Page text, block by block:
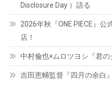
Disclosure Day ）語る
2026年秋『ONE PIECE』
店！
中村倫也×ムロツヨシ『君
吉田恵輔監督『四月の余白